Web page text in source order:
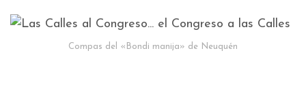
Compas del «Bondi manija» de Neuquén